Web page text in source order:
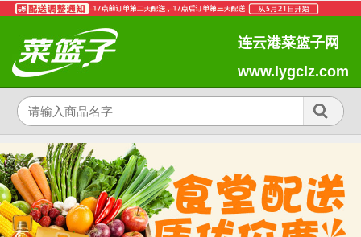
连云港菜篮子网
www.lygclz.com